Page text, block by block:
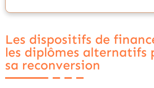
Les dispositifs de
les diplômes alternatifs
sa reconversion